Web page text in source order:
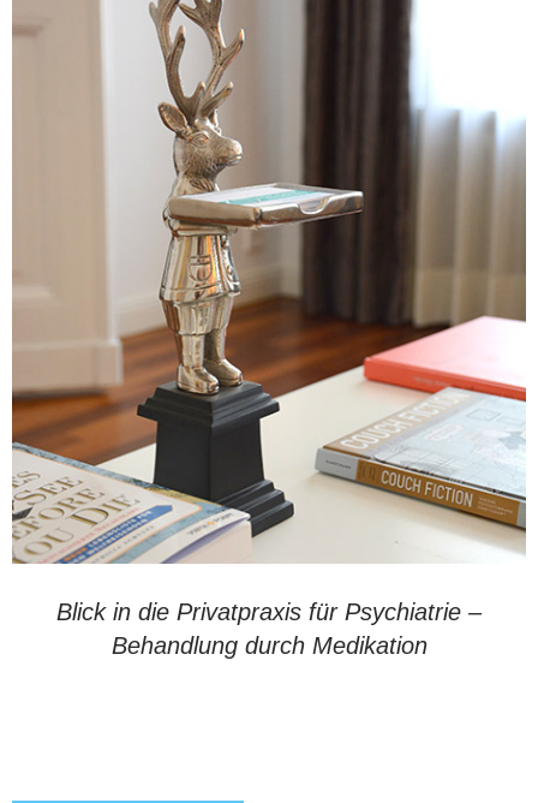
Blick in die Privatpraxis für Psychiatrie –
Behandlung durch Medikation